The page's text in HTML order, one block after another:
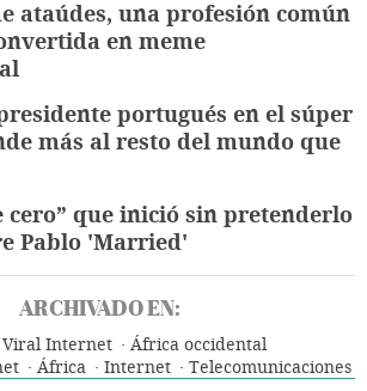
ataúdes, una profesión común
en meme
portugués en el súper
más al resto del mundo que
cero” que inició sin pretenderlo
Pablo 'Married'
ARCHIVADO EN:
Viral Internet
África occidental
África Internet
Telecomunicaciones